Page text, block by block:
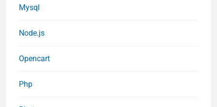
Mysql
Node.js
Opencart
Php